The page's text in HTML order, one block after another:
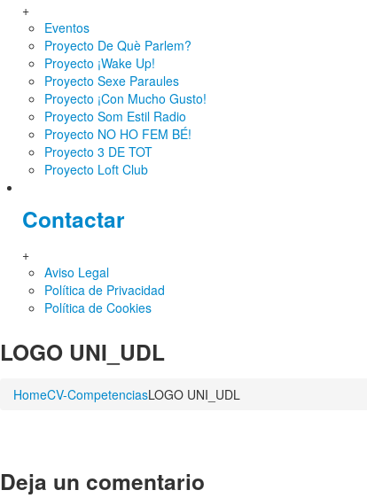
+
Eventos
Proyecto De Què Parlem?
Proyecto ¡Wake Up!
Proyecto Sexe Paraules
Proyecto ¡Con Mucho Gusto!
Proyecto Som Estil Radio
Proyecto NO HO FEM BÉ!
Proyecto 3 DE TOT
Proyecto Loft Club
Contactar
+
Aviso Legal
Política de Privacidad
Política de Cookies
LOGO UNI_UDL
HomeCV-CompetenciasLOGO UNI_UDL
Deja un comentario